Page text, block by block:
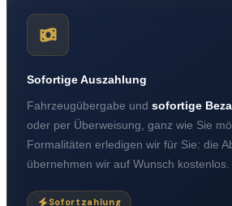
Sofortige Auszahlung
Fahrzeugübergabe und sofortige
oder per Überweisung, ganz wie Sie
Formalitäten erledigen wir für Sie: die
übernehmen wir auf Wunsch kostenlos.
Sofortzahlung